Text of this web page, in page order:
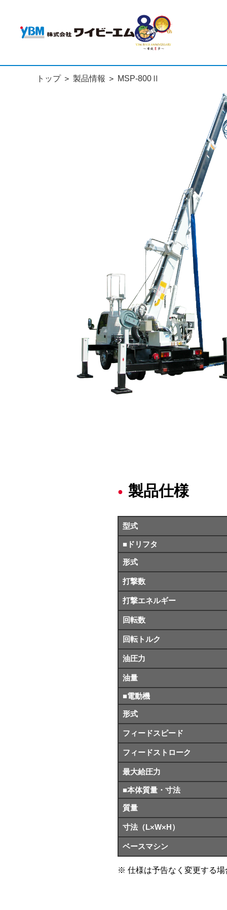
トップ 製品情報 MSP-800Ⅱ
製品仕様
型式
■ドリフタ
形式
打撃数
打撃エネルギー
回転数
回転トルク
油圧力
油量
■電動機
形式
フィードスピード
フィードストローク
最大給圧力
■本体質量・寸法
質量
寸法（L×W×H）
ベースマシン
仕様は予告なく変更する